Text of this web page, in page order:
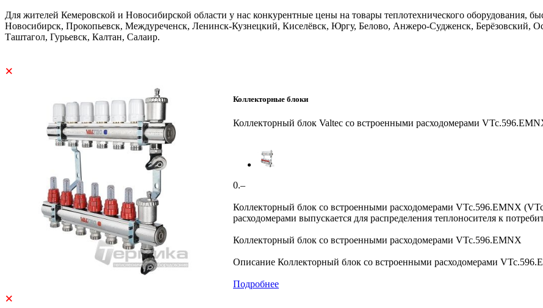
Для жителей Кемеровской и Новосибирской области у нас конкурентные цены на товары теплотехнического оборудования,
Новосибирск, Прокопьевск, Междуреченск, Ленинск-Кузнецкий, Киселёвск, Юргу, Белово, Анжеро-Судженск,
Таштагол, Гурьевск, Калтан, Салаир.
×
Коллекторные блоки
Коллекторный блок Valtec со встроенными расходомерами
0.–
Коллекторный блок со встроенными расходомерами VTc.596.EMNX
расходомерами выпускается для распределения теплоносителя к
Коллекторный блок со встроенными расходомерами VTc.596.EMNX
Описание Коллекторный блок со встроенными расходомерами
Подробнее
×